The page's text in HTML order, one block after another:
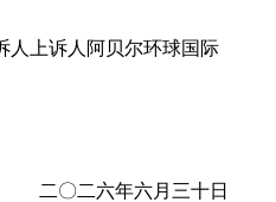
人上诉人阿贝尔环球国际
二〇二六年六月三十日